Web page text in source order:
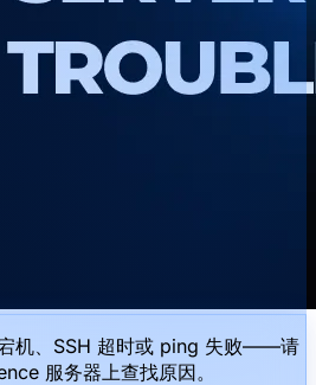
机、SSH 超时或 ping 失败——请
服务器上查找原因。